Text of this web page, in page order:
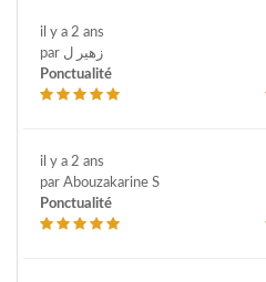
il y a 2 ans
par زهير ل
Ponctualité
il y a 2 ans
par Abouzakarine S
Ponctualité